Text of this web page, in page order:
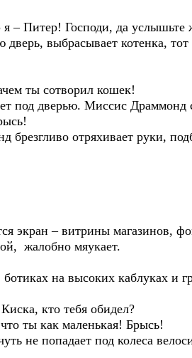
– Питер! Господи, да
выбрасывает котенка,
ты сотворил кошек!
под дверью. Миссис Драммонд
брезгливо отряхивает руки,
экран – витрины магазинов,
жалобно мяукает.
на высоких каблуках и
кто тебя обидел?
ты как маленькая! Брысь!
не попадает под колеса